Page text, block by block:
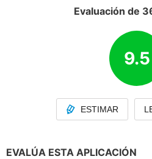
Evaluación de
9.5
ESTIMAR
EVALÚA ESTA APLICACIÓN